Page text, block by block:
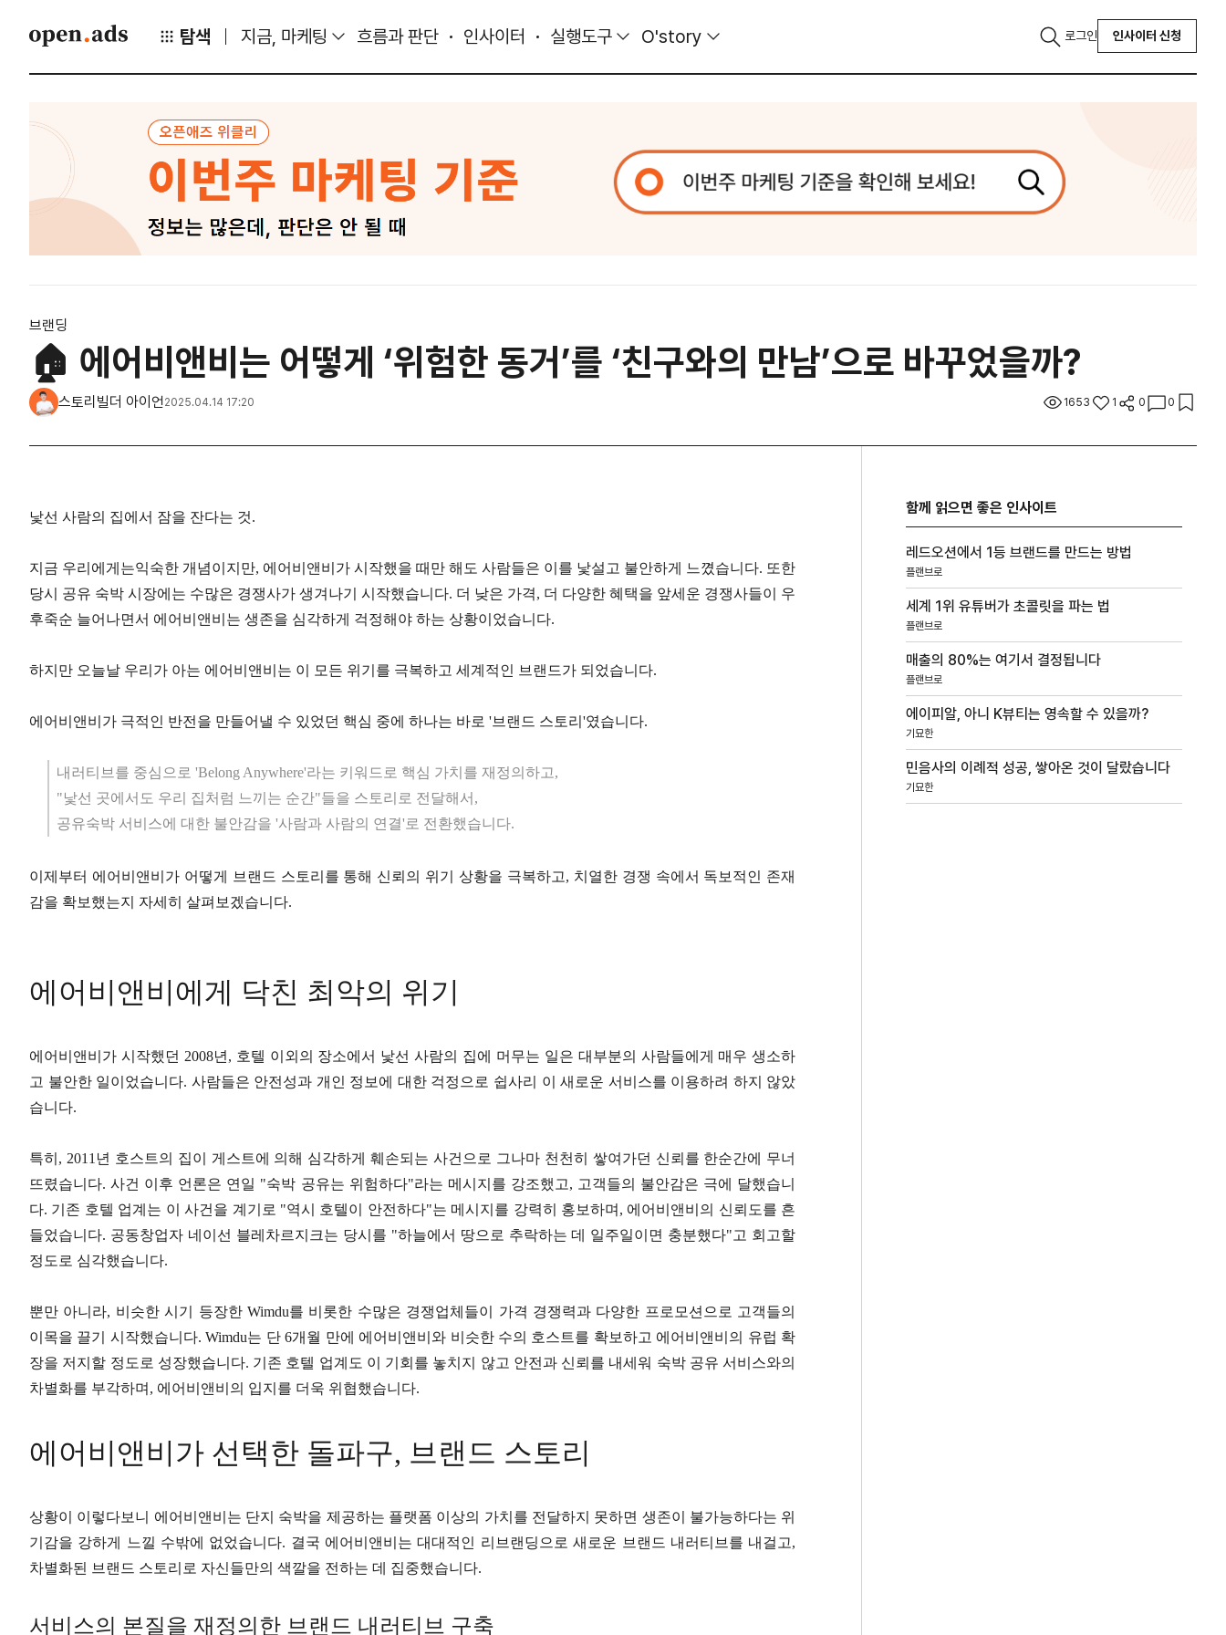
탐색 지금, 마케팅 흐름과 판단 인사이터 실행도구 O'story 로그인 인사이터 신청
브랜딩
🏠 에어비앤비는 어떻게 ‘위험한 동거’를 ‘친구와의 만남’으로 바꾸었을까?
스토리빌더 아이언 2025.04.14 17:20 1653 1 0 0
낯선 사람의 집에서 잠을 잔다는 것.
지금 우리에게는익숙한 개념이지만, 에어비앤비가 시작했을 때만 해도 사람들은 이를 낯설고 불안하게 느꼈습니다. 또한
당시 공유 숙박 시장에는 수많은 경쟁사가 생겨나기 시작했습니다. 더 낮은 가격, 더 다양한 혜택을 앞세운 경쟁사들이 우
후죽순 늘어나면서 에어비앤비는 생존을 심각하게 걱정해야 하는 상황이었습니다.
하지만 오늘날 우리가 아는 에어비앤비는 이 모든 위기를 극복하고 세계적인 브랜드가 되었습니다.
에어비앤비가 극적인 반전을 만들어낼 수 있었던 핵심 중에 하나는 바로 '브랜드 스토리'였습니다.
내러티브를 중심으로 'Belong Anywhere'라는 키워드로 핵심 가치를 재정의하고,
"낯선 곳에서도 우리 집처럼 느끼는 순간"들을 스토리로 전달해서,
공유숙박 서비스에 대한 불안감을 '사람과 사람의 연결'로 전환했습니다.
이제부터 에어비앤비가 어떻게 브랜드 스토리를 통해 신뢰의 위기 상황을 극복하고, 치열한 경쟁 속에서 독보적인 존재
감을 확보했는지 자세히 살펴보겠습니다.
에어비앤비에게 닥친 최악의 위기
에어비앤비가 시작했던 2008년, 호텔 이외의 장소에서 낯선 사람의 집에 머무는 일은 대부분의 사람들에게 매우 생소하
고 불안한 일이었습니다. 사람들은 안전성과 개인 정보에 대한 걱정으로 쉽사리 이 새로운 서비스를 이용하려 하지 않았
습니다.
특히, 2011년 호스트의 집이 게스트에 의해 심각하게 훼손되는 사건으로 그나마 천천히 쌓여가던 신뢰를 한순간에 무너
뜨렸습니다. 사건 이후 언론은 연일 "숙박 공유는 위험하다"라는 메시지를 강조했고, 고객들의 불안감은 극에 달했습니
다. 기존 호텔 업계는 이 사건을 계기로 "역시 호텔이 안전하다"는 메시지를 강력히 홍보하며, 에어비앤비의 신뢰도를 흔
들었습니다. 공동창업자 네이선 블레차르지크는 당시를 "하늘에서 땅으로 추락하는 데 일주일이면 충분했다"고 회고할
정도로 심각했습니다.
뿐만 아니라, 비슷한 시기 등장한 Wimdu를 비롯한 수많은 경쟁업체들이 가격 경쟁력과 다양한 프로모션으로 고객들의
이목을 끌기 시작했습니다. Wimdu는 단 6개월 만에 에어비앤비와 비슷한 수의 호스트를 확보하고 에어비앤비의 유럽 확
장을 저지할 정도로 성장했습니다. 기존 호텔 업계도 이 기회를 놓치지 않고 안전과 신뢰를 내세워 숙박 공유 서비스와의
차별화를 부각하며, 에어비앤비의 입지를 더욱 위협했습니다.
에어비앤비가 선택한 돌파구, 브랜드 스토리
상황이 이렇다보니 에어비앤비는 단지 숙박을 제공하는 플랫폼 이상의 가치를 전달하지 못하면 생존이 불가능하다는 위
기감을 강하게 느낄 수밖에 없었습니다. 결국 에어비앤비는 대대적인 리브랜딩으로 새로운 브랜드 내러티브를 내걸고,
차별화된 브랜드 스토리로 자신들만의 색깔을 전하는 데 집중했습니다.
서비스의 본질을 재정의한 브랜드 내러티브 구축
함께 읽으면 좋은 인사이트
레드오션에서 1등 브랜드를 만드는 방법
플랜브로
세계 1위 유튜버가 초콜릿을 파는 법
플랜브로
매출의 80%는 여기서 결정됩니다
플랜브로
에이피알, 아니 K뷰티는 영속할 수 있을까?
기묘한
민음사의 이례적 성공, 쌓아온 것이 달랐습니다
기묘한